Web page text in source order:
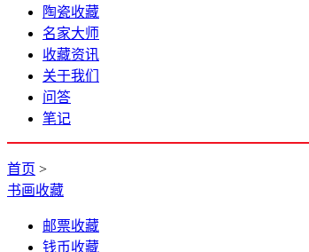
陶瓷收藏
名家大师
收藏资讯
关于我们
问答
笔记
首页 >
书画收藏
邮票收藏
钱币收藏